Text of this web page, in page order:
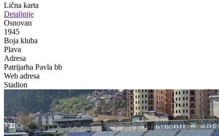
Lična karta
Detaljnije
Osnovan
1945
Boja kluba
Plava
Adresa
Patrijarha Pavla bb
Web adresa
Stadion